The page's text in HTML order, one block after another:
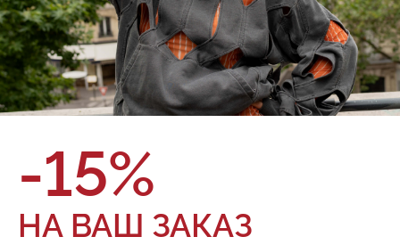
-15%
НА ВАШ ЗАКАЗ